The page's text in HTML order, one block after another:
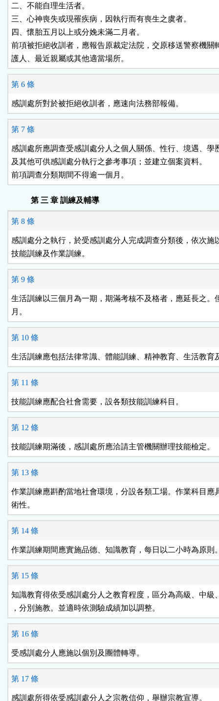
二、不能自理生活者。
三、心神喪失或現罹疾病，因執行而有喪生之虞者。
四、懷胎五月以上或分娩未滿二月者。
前項被拒絕收訓者，應報告原裁定法院，交原移送警察機關
第 6 條
感訓處所對於被拒絕收訓者，應速向法務部報備。
第 7 條
感訓處所應調查受感訓處分人之個人關係、性行、境遇、學
及其他可供感訓處分執行之參考事項；並建立個案資料。
前項調查分類期間不得逾一個月。
第 三 章 訓練及輔導
第 8 條
感訓處分之執行，於受感訓處分人完成調查分類後，依次施
技能訓練及作業訓練。
第 9 條
生活訓練以三個月為一期，期滿考核不及格者，應延長之。
月。
第 10 條
生活訓練應包括法律常識、體能訓練、精神教育、生活教育
第 11 條
技能訓練應配合社會需要，設各類技能訓練科目。
第 12 條
技能訓練期滿後，感訓處所應洽請主管機關辦理技能檢定。
第 13 條
作業訓練應斟酌當地社會環境，分設各類工場。作業科目應
術性。
第 14 條
作業訓練期間應實施品德、知識教育，每日以二小時為原則
第 15 條
知識教育得依受感訓處分人之教育程度，區分為高級、中級
，分別施教。並適時依測驗成績加以調整。
第 16 條
受感訓處分人應施以個別及團體轉導。
第 17 條
感訓處所得依受感訓處分人之宗教信仰，舉辦宗教宣導。